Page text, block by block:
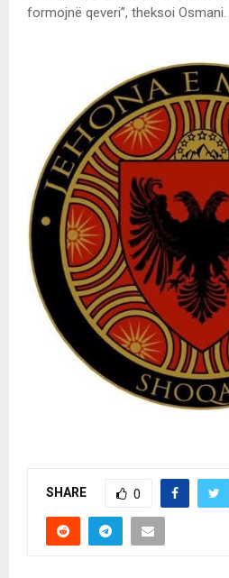
formojnë qeveri”, theksoi Osmani.
SHARE 0